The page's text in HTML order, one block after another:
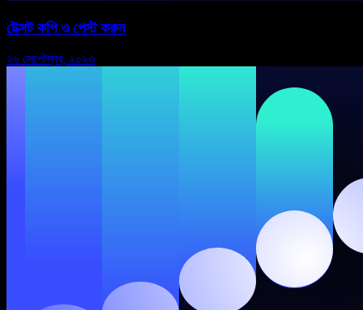
টেক্সট কপি ও পেস্ট করুন
২৬ সেপ্টেম্বর, ২০২৩